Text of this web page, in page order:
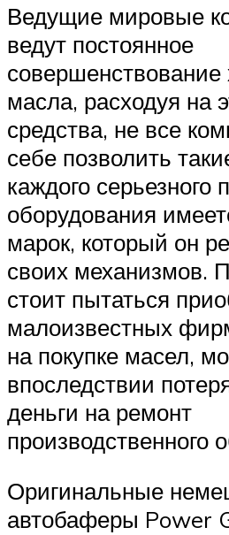
Ведущие мировые
ведут постоянное
совершенствование
масла, расходуя на
средства, не все
себе позволить
каждого серьезного
оборудования
марок, который он
своих механизмов.
стоит пытаться
малоизвестных
на покупке масел,
впоследствии
деньги на ремонт
производственного
Оригинальные
автобаферы Power